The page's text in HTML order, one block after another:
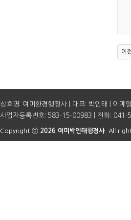
이
상호명: 여미환경행정사 | 대표: 박인태 | 이
사업자등록번호: 583-15-00983 | 전화:
Copyright ⓒ 2026 여미박인태행정사. All